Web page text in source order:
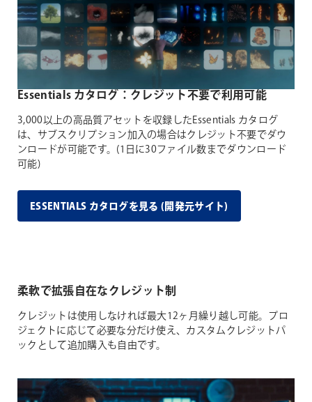
Essentials カタログ：クレジット不要で利用可能
3,000以上の高品質アセットを収録したEssentials カタログ
は、サブスクリプション加入の場合はクレジット不要でダウ
ンロードが可能です。(1日に30ファイル数までダウンロード
可能)
ESSENTIALS カタログを見る (開発元サイト)
柔軟で拡張自在なクレジット制
クレジットは使用しなければ最大12ヶ月繰り越し可能。プロ
ジェクトに応じて必要な分だけ使え、カスタムクレジットパ
ックとして追加購入も自由です。